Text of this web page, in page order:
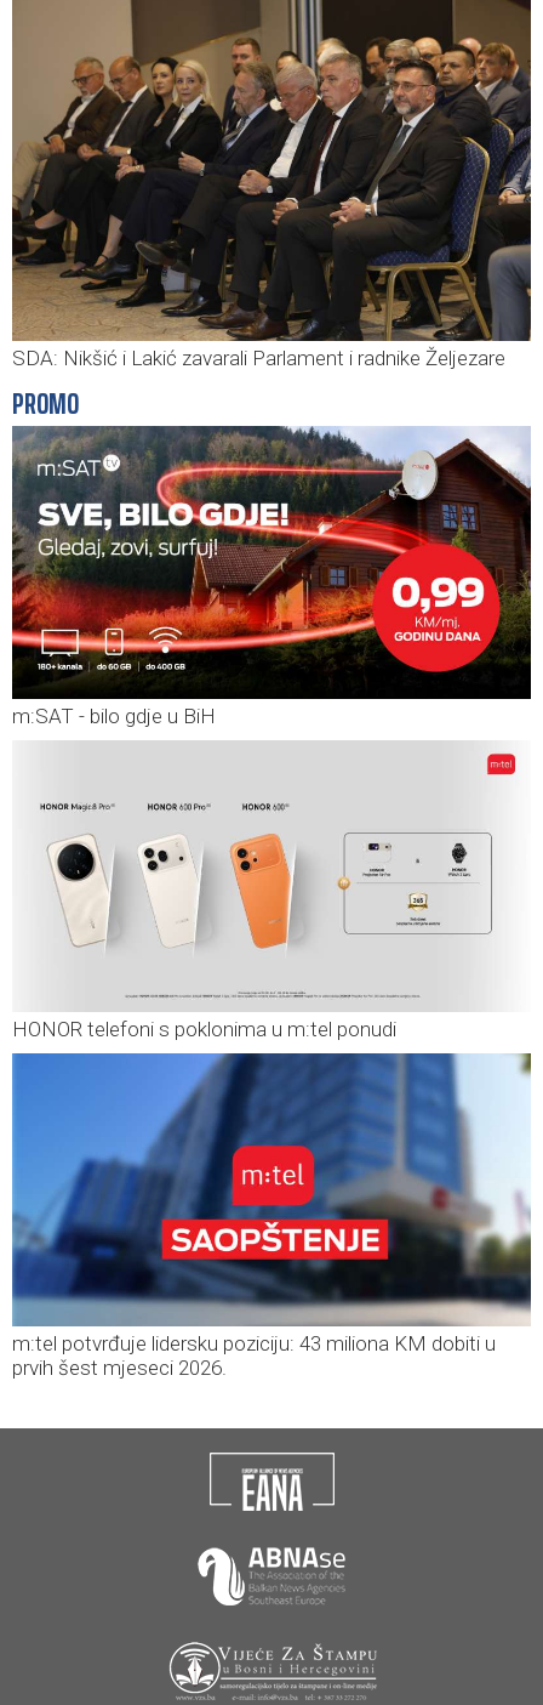
SDA: Nikšić i Lakić zavarali Parlament i radnike Željezare
PROMO
m:SAT - bilo gdje u BiH
HONOR telefoni s poklonima u m:tel ponudi
m:tel potvrđuje lidersku poziciju: 43 miliona KM dobiti u
prvih šest mjeseci 2026.